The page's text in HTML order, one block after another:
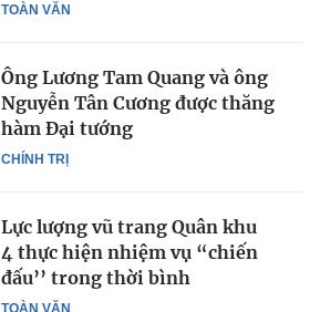
TOÀN VĂN
CHÍNH TRỊ
Ông Lương Tam Quang và ông
Nguyễn Tân Cương được thăng
hàm Đại tướng
Lực lượng vũ trang Quân khu
4 thực hiện nhiệm vụ “chiến
đấu’’ trong thời bình